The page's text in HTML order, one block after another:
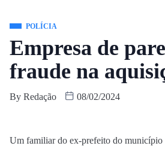
POLÍCIA
Empresa de
fraude na
By Redação 08/02/2024
Um familiar do ex-prefeito do município